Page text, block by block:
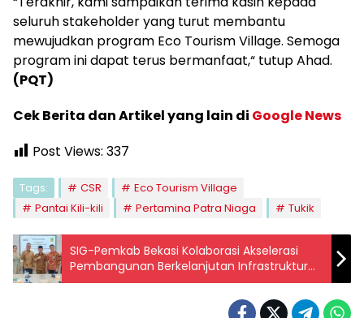
seluruh stakeholder yang turut membantu
mewujudkan program Eco Tourism Village. Semoga
program ini dapat terus bermanfaat,“ tutup Ahad.
(PQT)
Cek Berita dan Artikel yang lain di Google News
Post Views: 337
Tags: CSR
Eco Tourism Village
Pantai Kili-kili
Pertamina Patra Niaga Tukik
SIG-Pemkab Bekasi Kolaborasi Akselerasi
Pembangunan Berkelanjutan Infrastruktur
dan SDM.